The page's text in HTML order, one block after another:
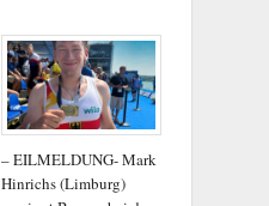
– EILMELDUNG- Mark
Hinrichs (Limburg)